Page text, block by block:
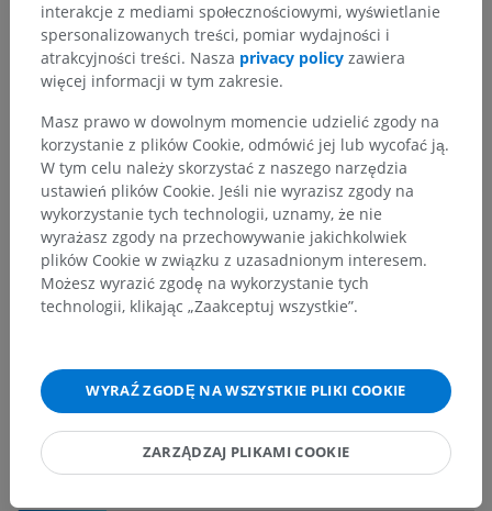
Porównawcza anatomia zwierząt
Tłumaczenia
Zauważyłeś błąd?
Zachęcamy do przesyłania sugestii poprawek,
Zgłoś problem
interakcje z mediami społecznościowymi, wyświetlanie
spersonalizowanych treści, pomiar wydajności i
atrakcyjności treści. Nasza privacy policy zawiera
więcej informacji w tym zakresie.
Masz prawo w dowolnym momencie udzielić zgody na
korzystanie z plików Cookie, odmówić jej lub wycofać ją.
W tym celu należy skorzystać z naszego narzędzia
ustawień plików Cookie. Jeśli nie wyrazisz zgody na
wykorzystanie tych technologii, uznamy, że nie
wyrażasz zgody na przechowywanie jakichkolwiek
plików Cookie w związku z uzasadnionym interesem.
Możesz wyrazić zgodę na wykorzystanie tych
technologii, klikając „Zaakceptuj wszystkie”.
WYRAŹ ZGODĘ NA WSZYSTKIE PLIKI COOKIE
ZARZĄDZAJ PLIKAMI COOKIE